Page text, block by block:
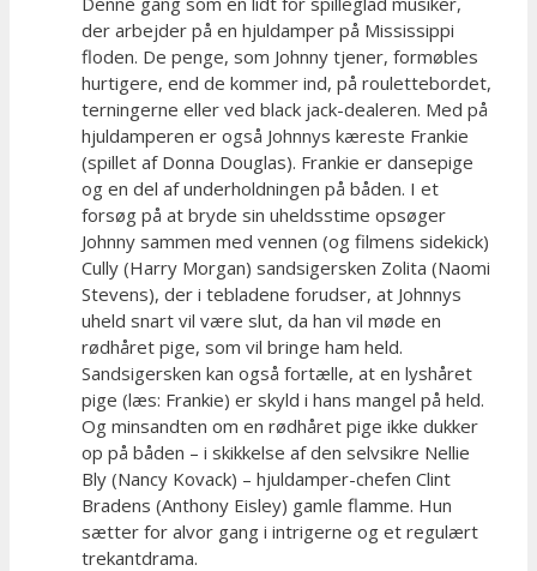
der arbejder på en hjuldamper på Mississippi
floden. De penge, som Johnny tjener, formøbles
hurtigere, end de kommer ind, på roulettebordet,
terningerne eller ved black jack-dealeren. Med på
hjuldamperen er også Johnnys kæreste Frankie
(spillet af Donna Douglas). Frankie er dansepige
og en del af underholdningen på båden. I et
forsøg på at bryde sin uheldsstime opsøger
Johnny sammen med vennen (og filmens sidekick)
Cully (Harry Morgan) sandsigersken Zolita (Naomi
Stevens), der i tebladene forudser, at Johnnys
uheld snart vil være slut, da han vil møde en
rødhåret pige, som vil bringe ham held.
Sandsigersken kan også fortælle, at en lyshåret
pige (læs: Frankie) er skyld i hans mangel på held.
Og minsandten om en rødhåret pige ikke dukker
op på båden – i skikkelse af den selvsikre Nellie
Bly (Nancy Kovack) – hjuldamper-chefen Clint
Bradens (Anthony Eisley) gamle flamme. Hun
sætter for alvor gang i intrigerne og et regulært
trekantdrama.